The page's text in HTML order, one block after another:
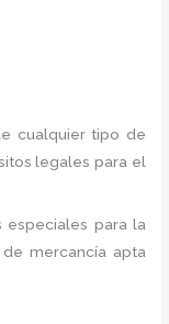
cualquier tipo de
legales para el
especiales para la
mercancía apta